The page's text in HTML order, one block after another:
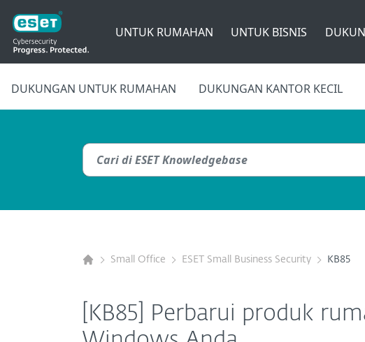
UNTUK RUMAHAN UNTUK BISNIS
DUKUNGAN UNTUK RUMAHAN DUKUNGAN KANTOR KECIL
Small Office ESET Small Business Security KB85
[KB85] Perbarui produk